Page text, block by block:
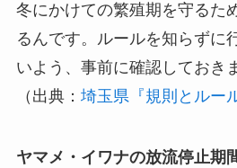
冬にかけての繁殖期を守るた
るんです。ルールを知らずに
いよう、事前に確認しておき
（出典： 埼玉県『規則とルー
ヤマメ・イワナの放流停止期